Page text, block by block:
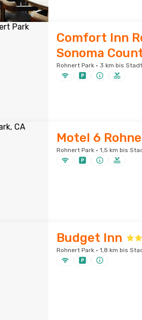
Comfort Inn
Sonoma
Rohnert Park · 3 km bis
Motel 6
Rohnert Park · 1,5 km bis
Budget Inn
Rohnert Park · 1,8 km bis